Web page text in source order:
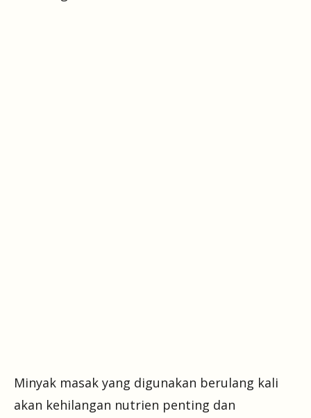
Minyak masak yang digunakan berulang kali
akan kehilangan nutrien penting dan